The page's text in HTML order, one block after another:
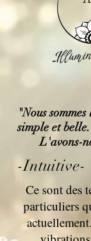
"Nous
simple et belle.
L'avons-
-Intuitive-
Ce sont des
particuliers